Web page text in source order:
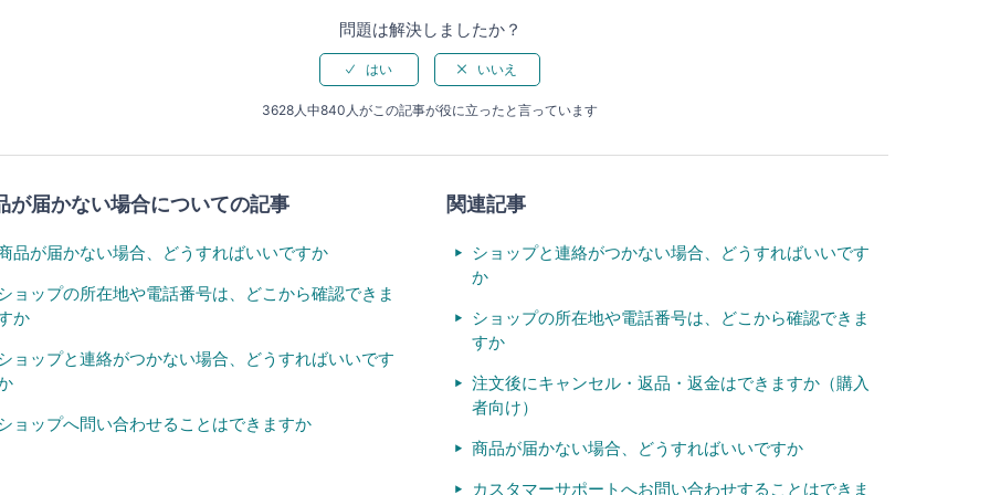
問題は解決しましたか？
3628人中840人がこの記事が役に立ったと言っています
が届かない場合についての記事
品が届かない場合、どうすればいいですか
ョップの所在地や電話番号は、どこから確認できま
か
ョップと連絡がつかない場合、どうすればいいです
ョップへ問い合わせることはできますか
関連記事
ショップと連絡がつかない場合、どうすればいいです
か
ショップの所在地や電話番号は、どこから確認できま
すか
注文後にキャンセル・返品・返金はできますか（購入
者向け）
商品が届かない場合、どうすればいいですか
カスタマーサポートへお問い合わせすることはできま